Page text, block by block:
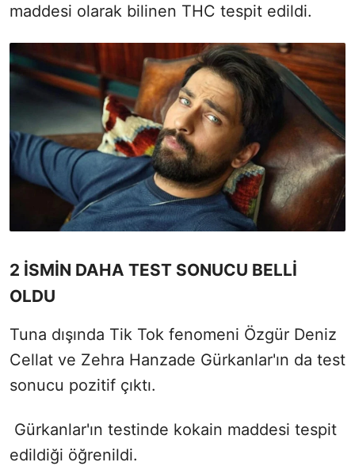
maddesi olarak bilinen THC tespit edildi.
2 İSMİN DAHA TEST SONUCU BELLİ
OLDU
Tuna dışında Tik Tok fenomeni Özgür Deniz
Cellat ve Zehra Hanzade Gürkanlar'ın da test
sonucu pozitif çıktı.
Gürkanlar'ın testinde kokain maddesi tespit
edildiği öğrenildi.